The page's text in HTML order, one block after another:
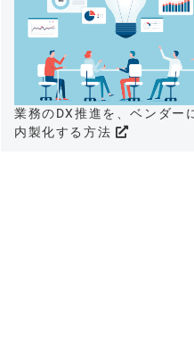
業務のDX推進を、ベンダー
内製化する方法